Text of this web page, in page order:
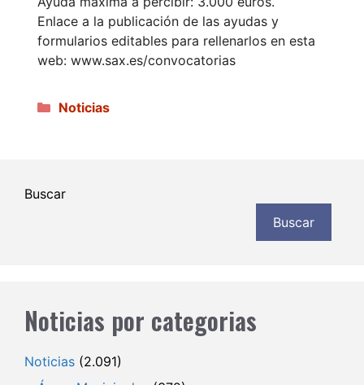
Enlace a la publicación de las ayudas y
formularios editables para rellenarlos en esta
web: www.sax.es/convocatorias
Categorías
Noticias
Buscar
Buscar
Noticias por categorias
Noticias (2.091)